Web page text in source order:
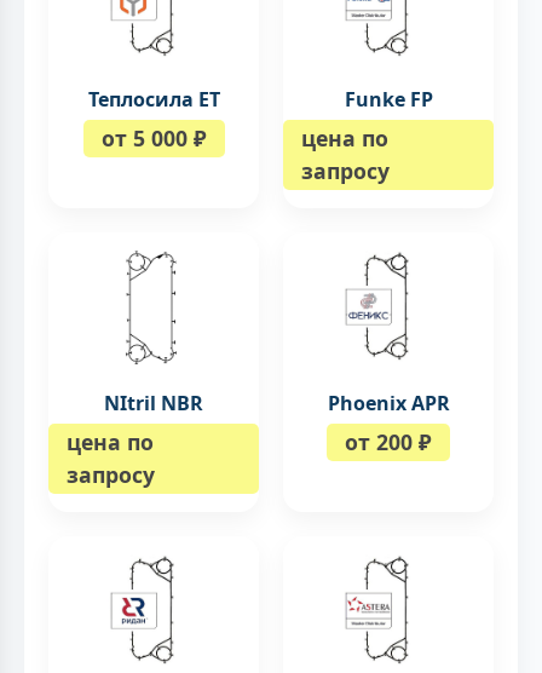
Теплосила ЕТ
от 5 000 ₽
Funke FP
цена по
запросу
NItril NBR
цена по
запросу
Phoenix APR
от 200 ₽